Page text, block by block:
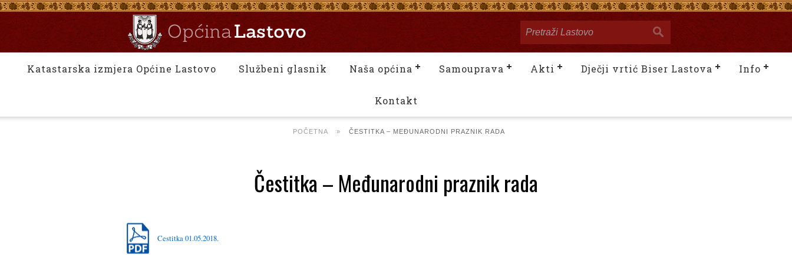
Katastarska izmjera Općine Lastovo Službeni glasnik Naša općina Samouprava Akti Dječji vrtić Biser Lastova Info
Kontakt
POČETNA » ČESTITKA – MEĐUNARODNI PRAZNIK RADA
Čestitka – Međunarodni praznik rada
Cestitka 01.05.2018.